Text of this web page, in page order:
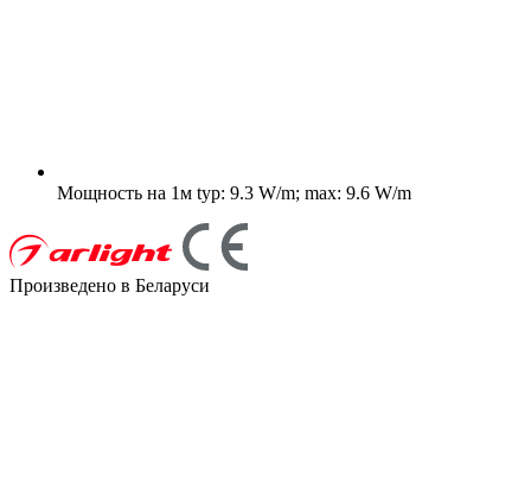
Мощность на 1м typ: 9.3 W/m; max: 9.6 W/m
Произведено в Беларуси